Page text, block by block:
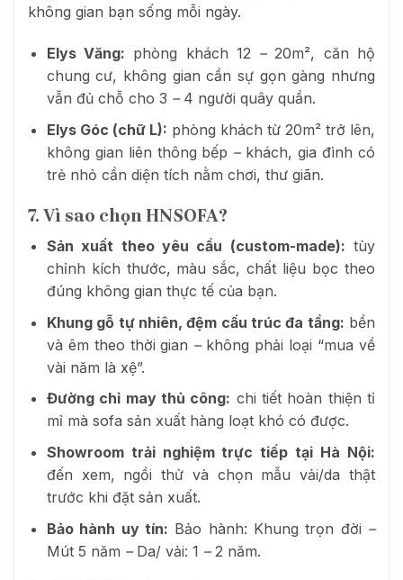
không gian bạn sống mỗi ngày.
Elys Văng: phòng khách 12 –20m², căn hộ
chung cư, không gian cần sự gọn gàng nhưng
vẫn đủ chỗ cho 3 – 4 người quây quần.
Elys Góc (chữ L): phòng khách từ 20m² trở lên,
không gian liên thông bếp –khách, gia đình có
trẻ nhỏ cần diện tích nằm chơi, thư giãn.
7. Vì sao chọn HNSOFA?
Sản xuất theo yêu cầu (custom-made): tùy
chỉnh kích thước, màu sắc, chất liệu bọc theo
đúng không gian thực tế của bạn.
Khung gỗ tự nhiên, đệm cấu trúc đa tầng: bền
và êm theo thời gian –không phải loại “mua về
vài năm là xệ”.
Đường chỉ may thủ công: chi tiết hoàn thiện tỉ
mỉ mà sofa sản xuất hàng loạt khó có được.
Showroom trải nghiệm trực tiếp tại Hà Nội:
đến xem, ngồi thử và chọn mẫu vải/da thật
trước khi đặt sản xuất.
Bảo hành uy tín: Bảo hành: Khung trọn đời –
Mút 5 năm –Da/ vải: 1 –2 năm.